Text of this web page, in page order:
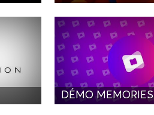
DÉMO MEMORIES